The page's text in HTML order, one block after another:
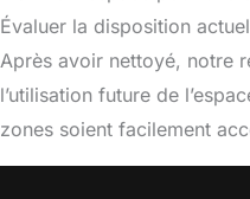
Évaluer la disposition
Après avoir nettoyé, notre
l’utilisation future de
zones soient facilement